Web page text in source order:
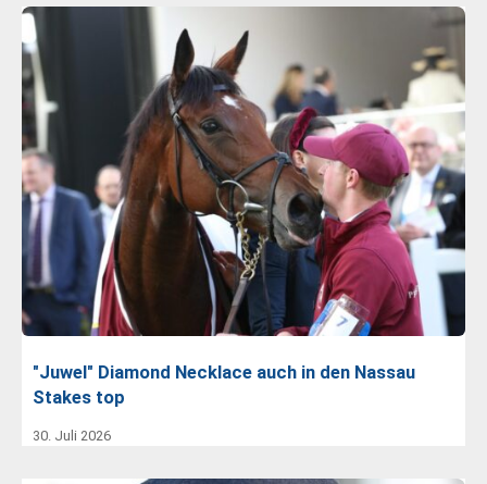
"Juwel" Diamond Necklace auch in den Nassau
Stakes top
30. Juli 2026